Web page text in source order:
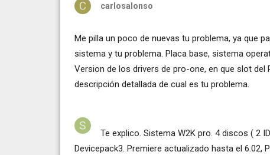
carlosalonso
Me pilla un poco de nuevas tu problema, ya que
sistema y tu problema. Placa base, sistema
Version de los drivers de pro-one, en que slot del
descripción detallada de cual es tu problema.
Te explico. Sistema W2K pro. 4 discos ( 2
Devicepack3. Premiere actualizado hasta el 6.02,